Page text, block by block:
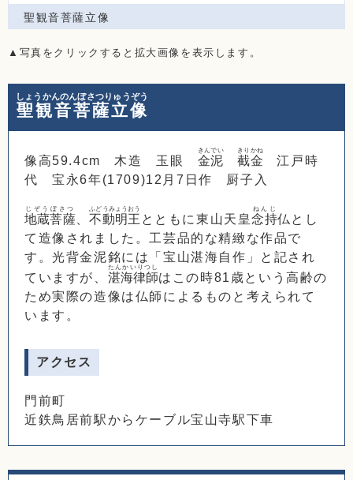
聖観音菩薩立像
▲写真をクリックすると拡大画像を表示します。
聖観音菩薩立像
しょうかんのんぼさつりゅうぞう
像高59.4cm 木造 玉眼 金泥
きんでい
截金
きりかね
江戸時
代 宝永6年(1709)12月7日作 厨子入
地蔵菩薩
じぞうぼさつ
、不動明王
ふどうみょうおう
とともに東山天皇念持
ねんじ
仏とし
て造像されました。工芸品的な精緻な作品で
す。光背金泥銘には「宝山湛海自作」と記され
ていますが、 湛海律師
たんかいりつし
はこの時81歳という高齢の
ため実際の造像は仏師によるものと考えられて
います。
アクセス
門前町
近鉄鳥居前駅からケーブル宝山寺駅下車